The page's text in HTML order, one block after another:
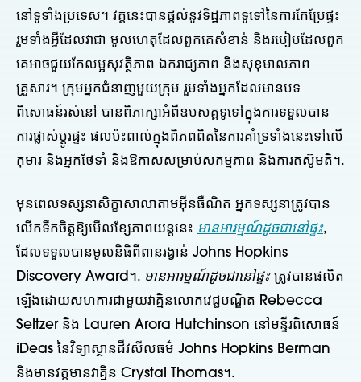
នៅទូទាំងប្រទេស។ វគ្គនេះបានផ្តល់នូវទិដ្ឋភាពទូទៅនៃការកែប្រែផ្ទះ
រួមទាំងអ្វីដែលវាជា មូលហេតុដែលពួកគេសំខាន់ និងរបៀបដែលពួក
គេអាចជួយកែលម្អសុវត្ថិភាព ឯករាជ្យភាព និងសុខុមាលភាព
គ្រួសារ។ ក្រុមអ្នកជំនាញមួយក្រុម រួមទាំងអ្នកដែលមានបទ
ពិសោធន៍រស់នៅ បានពិភាក្សាអំពីឧបសគ្គទូទៅក្នុងការទទួលបាន
ការផ្លាស់ប្តូរផ្ទះ ផលប៉ះពាល់ក្នុងពិភពពិតនៃការគាំទ្រទាំងនេះទៅលើ
កុមារ និងអ្នកថែទាំ និងឱកាសសម្រាប់សកម្មភាព និងការតស៊ូមតិ។.
មុនពេលទស្សនាសិក្ខាសាលាតាមអ៊ីនធឺណិត អ្នកទស្សនាត្រូវបាន
លើកទឹកចិត្តឱ្យមើលខ្សែភាពយន្តនេះ មានអារម្មណ៍ដូចជានៅផ្ទះ,
ដែលទទួលបានមូលនិធិពីពានរង្វាន់ Johns Hopkins
Discovery Award។. មានអារម្មណ៍ដូចជានៅផ្ទះត្រូវបានផលិត
ឡើងដោយសហការជាមួយវាគ្មិនលោកវេជ្ជបណ្ឌិត Rebecca
Seltzer និង Lauren Arora Hutchinson នៅមន្ទីរពិសោធន៍
iDeas នៃវិទ្យាស្ថានជីវសីលធម៌ Johns Hopkins Berman
និងមានវត្តមានវាគ្មិន Crystal Thomas។.